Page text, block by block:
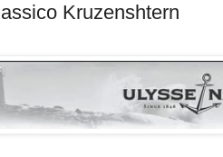
Kruzenshtern